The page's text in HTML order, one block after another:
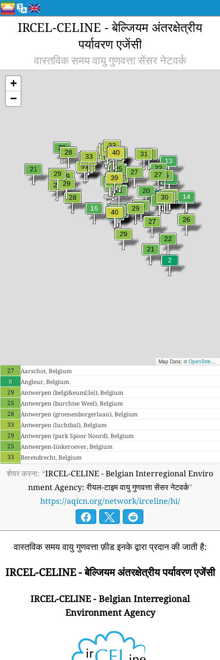
IRCEL-CELINE - बेल्जियम अंतरक्षेत्रीय
पर्यावरण एजेंसी
वास्तविक समय वायु गुणवत्ता सेंसर नेटवर्क
+
−
Map Data: © OpenStreetMap contributors
27
Aarschot, Belgium
8
Angleur, Belgium
29
Antwerpen (belgi&euml;lei), Belgium
25
Antwerpen (burchtse Weel), Belgium
28
Antwerpen (groenenborgerlaan), Belgium
33
Antwerpen (luchtbal), Belgium
29
Antwerpen (park Spoor Noord), Belgium
25
Antwerpen-linkeroever, Belgium
33
Berendrecht, Belgium
29
25
Boom, Belgium
Borgerhout (ring), Belgium
Borgerhout (straatkant), Belgium
Borgerhout, Belgium
13
Chatelineau, Belgium
27
Dessel, Belgium
Destelbergen, Belgium
Doel (engelsesteenweg), Belgium
29
Dourbes, Belgium
Evergem, Belgium
Gent (baudelopark), Belgium
Havinnes, Belgium
शेयर करना: “IRCEL-CELINE - Belgian Interregional Enviro
nment Agency: रीयल-टाइम वायु गुणवत्ता सेंसर नेटवर्क”
https://aqicn.org/network/irceline/hi/
वास्तविक समय वायु गुणवत्ता फ़ीड इनके द्वारा प्रदान की जाती है:
IRCEL-CELINE - बेल्जियम अंतरक्षेत्रीय पर्यावरण एजेंसी
IRCEL-CELINE - Belgian Interregional
Environment Agency